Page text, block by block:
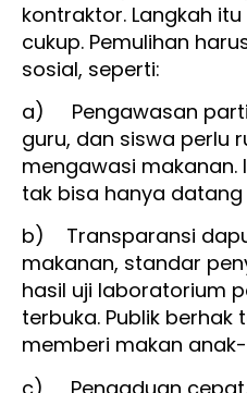
kontraktor. Langkah
cukup. Pemulihan
sosial, seperti:
a) Pengawasan
guru, dan siswa perlu
mengawasi makanan.
tak bisa hanya
b) Transparansi
makanan, standar
hasil uji laboratorium
terbuka. Publik berhak
memberi makan